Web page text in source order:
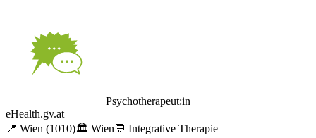
Psychotherapeut:in
eHealth.gv.at
📍 Wien (1010)🏛️ Wien💬 Integrative Therapie